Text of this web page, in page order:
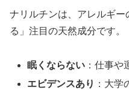
ナリルチンは、アレルギー
る」注目の天然成分です。
眠くならない ：仕事や
エビデンスあり ：大